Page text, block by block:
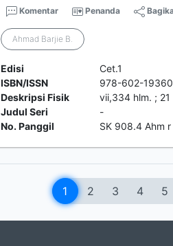
Komentar Penanda
Ahmad Barjie B.
Edisi
Cet.1
ISBN/ISSN
978-602-
Deskripsi Fisik
vii,334 hlm. ; 21
Judul Seri
-
No. Panggil
SK 908.4 Ahm r
1 2 3 4 5